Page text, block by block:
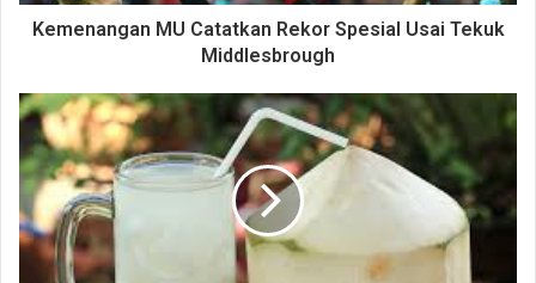
Kemenangan MU Catatkan Rekor Spesial Usai Tekuk
Middlesbrough